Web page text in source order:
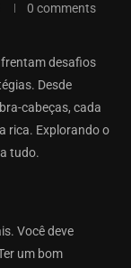
0 comments
desafios
Desde
cabeças, cada
rica. Explorando o
tudo.
Você deve
um bom